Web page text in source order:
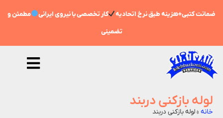
ضمانت کتبی+هزینه طبق نرخ اتحادیه کار تخصصی با نیروی ایرانی مطمئن و
تضمینی
لوله بازکنی دربند
خانه »لوله بازکنی دربند